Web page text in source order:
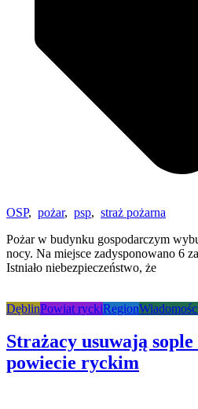
OSP, pożar, psp, straż pożarna
Pożar w budynku gospodarczym
nocy. Na miejsce zadysponowano 6
Istniało niebezpieczeństwo, że
DęblinPowiat ryckiRegion
Strażacy usuwają
powiecie ryckim